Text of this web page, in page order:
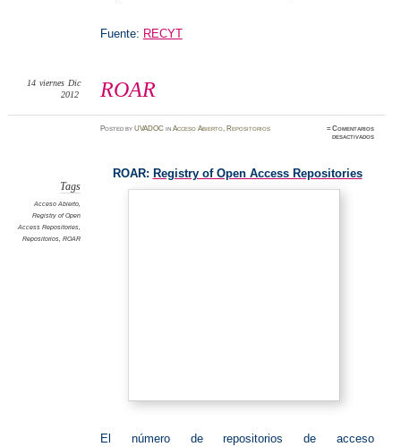
Fuente: RECYT
ROAR
14 viernes Dic
2012
PostedbyUVADOC inAcceso Abierto, Repositorios ≈Comentarios
desactivadosen
Tags
Acceso Abierto,
Registry of Open
Access Repositories,
Repositorios, ROAR
ROAR: Registry of Open Access Repositories
El número de repositorios de acceso